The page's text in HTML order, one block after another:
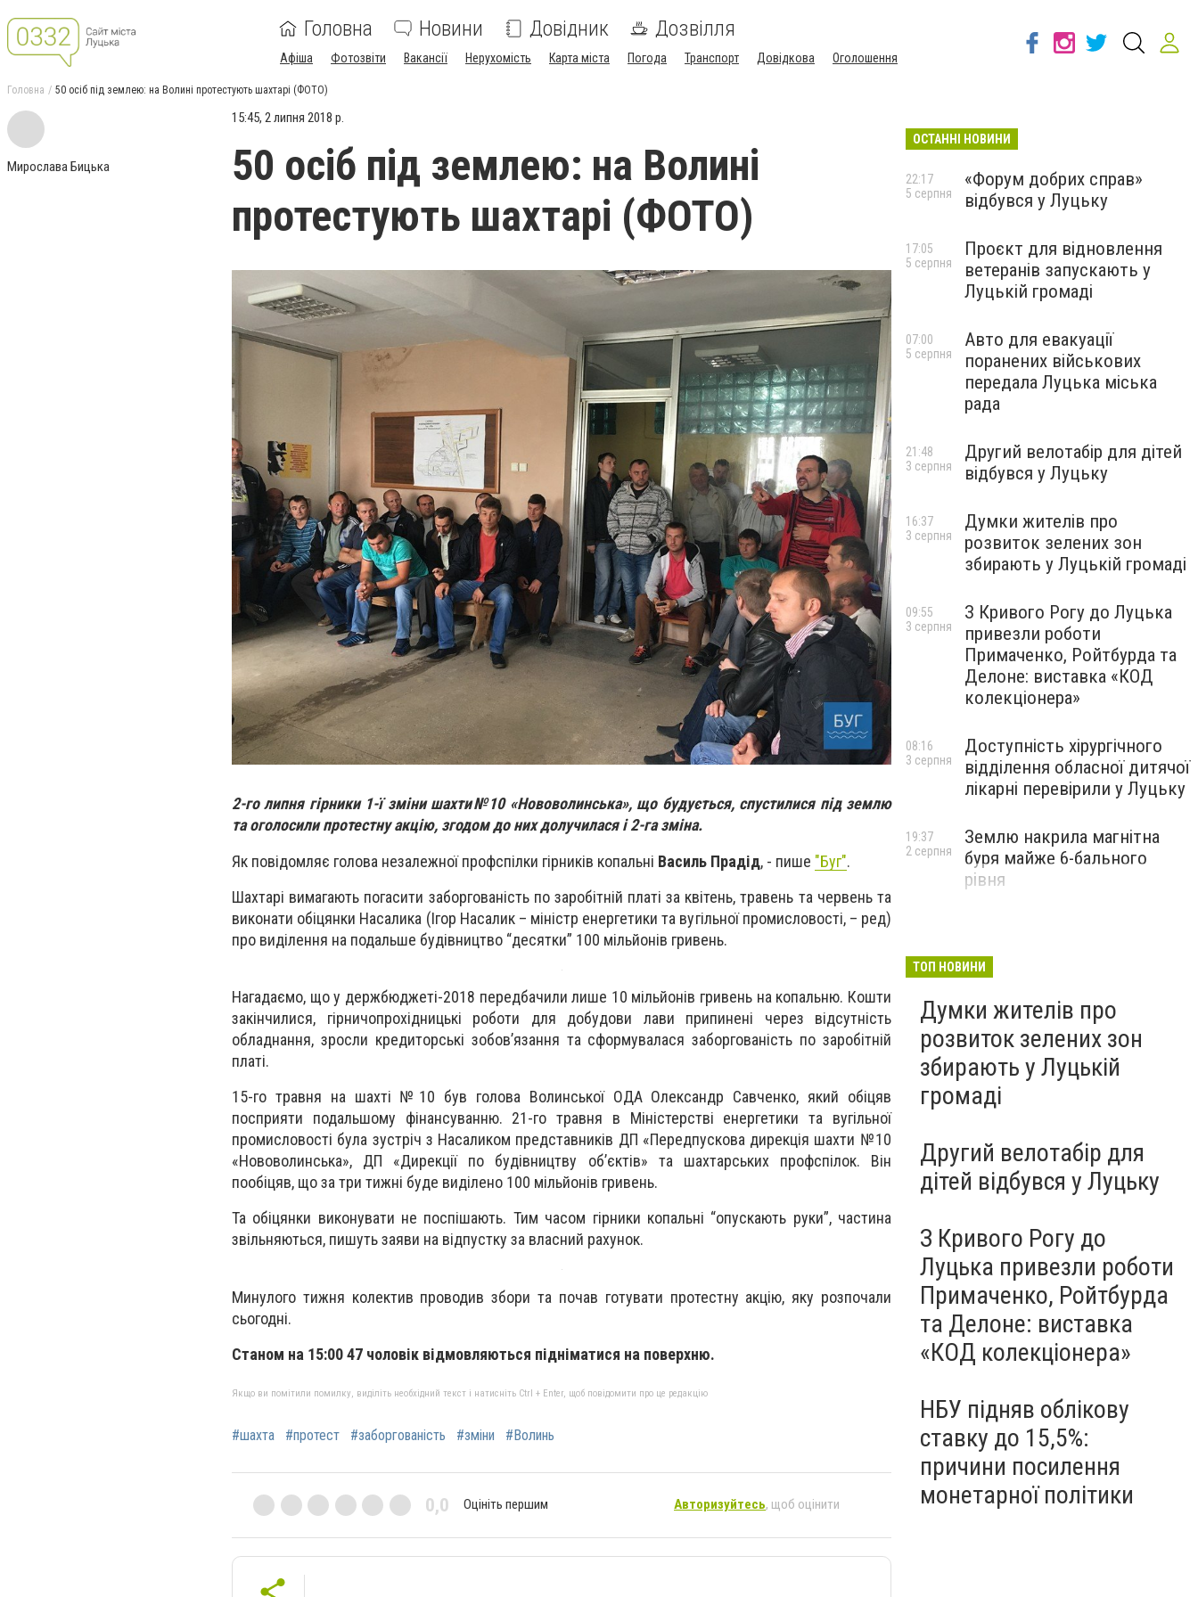
Головна Новини Довідник Дозвілля
Афіша Фотозвіти Вакансії Нерухомість Карта міста Погода Транспорт Довідкова Оголошення
Головна 50 осіб під землею: на Волині протестують шахтарі (ФОТО)
Мирослава Бицька
15:45, 2 липня 2018 р.
50 осіб під землею: на Волині
протестують шахтарі (ФОТО)
2-го липня гірники 1-ї зміни шахти№10 «Нововолинська», що будується, спустилися під землю
та оголосили протестну акцію, згодом до них долучилася і 2-га зміна.
Як повідомляє голова незалежної профспілки гірників копальні Василь Прадід, - пише "Буг".
Шахтарі вимагають погасити заборгованість по заробітній платі за квітень, травень та червень та
виконати обіцянки Насалика (Ігор Насалик – міністр енергетики та вугільної промисловості, – ред)
про виділення на подальше будівництво “десятки” 100 мільйонів гривень.
Нагадаємо, що у держбюджеті-2018 передбачили лише 10 мільйонів гривень на копальню. Кошти
закінчилися, гірничопрохідницькі роботи для добудови лави припинені через відсутність
обладнання, зросли кредиторські зобов’язання та сформувалася заборгованість по заробітній
платі.
15-го травня на шахті №10 був голова Волинської ОДА Олександр Савченко, який обіцяв
посприяти подальшому фінансуванню. 21-го травня в Міністерстві енергетики та вугільної
промисловості була зустріч з Насаликом представників ДП «Передпускова дирекція шахти №10
«Нововолинська», ДП «Дирекції по будівництву об’єктів» та шахтарських профспілок. Він
пообіцяв, що за три тижні буде виділено 100 мільйонів гривень.
Та обіцянки виконувати не поспішають. Тим часом гірники копальні “опускають руки”, частина
звільняються, пишуть заяви на відпустку за власний рахунок.
Минулого тижня колектив проводив збори та почав готувати протестну акцію, яку розпочали
сьогодні.
Станом на 15:00 47 чоловік відмовляються підніматися на поверхню.
Якщо ви помітили помилку, виділіть необхідний текст і натисніть Ctrl + Enter, щоб повідомити про це редакцію
#шахта #протест #заборгованість #зміни #Волинь
0,0 Оцініть першим Авторизуйтесь, щоб оцінити
ОСТАННІ НОВИНИ
«Форум добрих справ»
відбувся у Луцьку
22:17
5 серпня
Проєкт для відновлення
ветеранів запускають у
Луцькій громаді
17:05
5 серпня
Авто для евакуації
поранених військових
передала Луцька міська
рада
07:00
5 серпня
Другий велотабір для дітей
відбувся у Луцьку
21:48
3 серпня
Думки жителів про
розвиток зелених зон
збирають у Луцькій громаді
16:37
3 серпня
З Кривого Рогу до Луцька
привезли роботи
Примаченко, Ройтбурда та
Делоне: виставка «КОД
колекціонера»
09:55
3 серпня
Доступність хірургічного
відділення обласної дитячої
лікарні перевірили у Луцьку
08:16
3 серпня
Землю накрила магнітна
буря майже 6-бального
рівня
19:37
2 серпня
ТОП НОВИНИ
Думки жителів про
розвиток зелених зон
збирають у Луцькій
громаді
Другий велотабір для
дітей відбувся у Луцьку
З Кривого Рогу до
Луцька привезли роботи
Примаченко, Ройтбурда
та Делоне: виставка
«КОД колекціонера»
НБУ підняв облікову
ставку до 15,5%:
причини посилення
монетарної політики